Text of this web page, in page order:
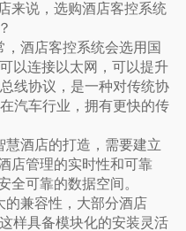
来说，选购酒店客控系统
酒店客控系统会选用国
以连接以太网，可以提升
总线协议，是一种对传统协
汽车行业，拥有更快的传
酒店的打造，需要建立
店管理的实时性和可靠
全可靠的数据空间。
的兼容性，大部分酒店
样具备模块化的安装灵活